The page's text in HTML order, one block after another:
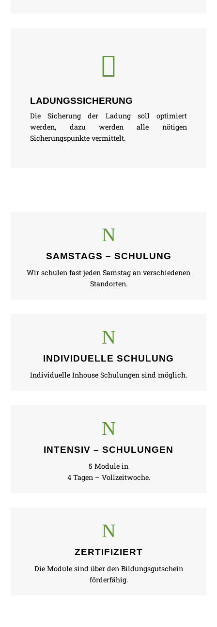

LADUNGSSICHERUNG
Die Sicherung der Ladung soll optimiert
werden, dazu werden alle nötigen
Sicherungspunkte vermittelt.
N
SAMSTAGS – SCHULUNG
Wir schulen fast jeden Samstag an verschiedenen
Standorten.
N
INDIVIDUELLE SCHULUNG
Individuelle Inhouse Schulungen sind möglich.
N
INTENSIV – SCHULUNGEN
5 Module in
4 Tagen – Vollzeitwoche.
N
ZERTIFIZIERT
Die Module sind über den Bildungsgutschein
förderfähig.